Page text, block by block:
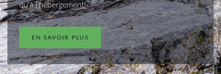
qu'à l'hébergement!
EN SAVOIR PLUS